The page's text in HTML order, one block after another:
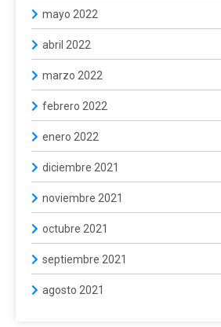
mayo 2022
abril 2022
marzo 2022
febrero 2022
enero 2022
diciembre 2021
noviembre 2021
octubre 2021
septiembre 2021
agosto 2021